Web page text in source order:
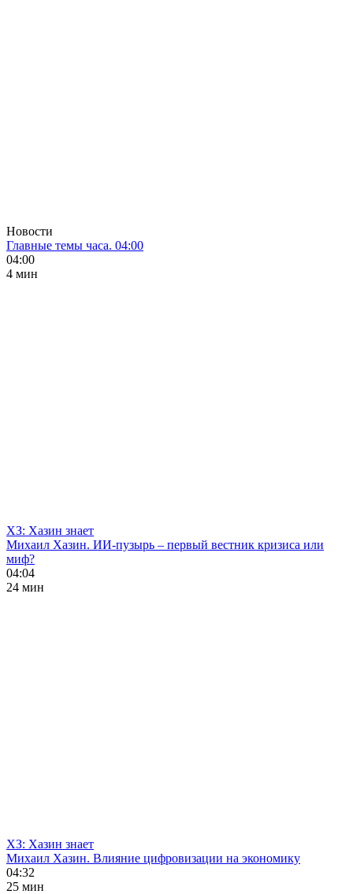
Новости
Главные темы часа. 04:00
04:00
4 мин
ХЗ: Хазин знает
Михаил Хазин. ИИ-пузырь – первый вестник кризиса или
миф?
04:04
24 мин
ХЗ: Хазин знает
Михаил Хазин. Влияние цифровизации на экономику
04:32
25 мин